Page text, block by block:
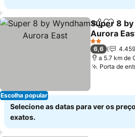
Escolha popular
Partilhar
Super 8
Aurora
2 Estrelas
6,6
a 5.7 km de
Porta de
Selecione as datas para ver os
exatos.